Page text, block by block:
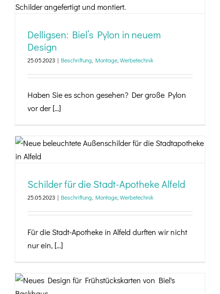
Delligsen: Biel’s Pylon in neuem
Design
25.05.2023 | Beschriftung, Montage,Werbetechnik
Haben Sie es schon gesehen? Der große Pylon
vor der [...]
Schilder für die Stadt-Apotheke Alfeld
25.05.2023 | Beschriftung, Montage,Werbetechnik
Für die Stadt-Apotheke in Alfeld durften wir nicht
nur ein, [...]